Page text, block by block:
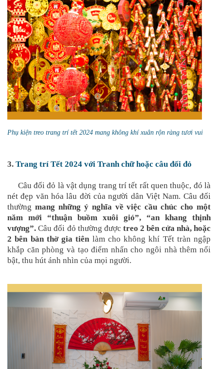
Phụ kiện treo trang trí tết 2024 mang không khí xuân rộn ràng tươi vui
3. Trang trí Tết 2024 với Tranh chữ hoặc câu đối đỏ
Câu đối đỏ là vật dụng trang trí tết rất quen thuộc, đó là
nét đẹp văn hóa lâu đời của người dân Việt Nam. Câu đối
thường mang những ý nghĩa về việc cầu chúc cho một
năm mới “thuận buồm xuôi gió”, “an khang thịnh
vượng”. Câu đối đỏ thường được treo 2 bên cửa nhà, hoặc
2 bên bàn thờ gia tiên làm cho không khí Tết tràn ngập
khắp căn phòng và tạo điểm nhấn cho ngôi nhà thêm nổi
bật, thu hút ánh nhìn của mọi người.